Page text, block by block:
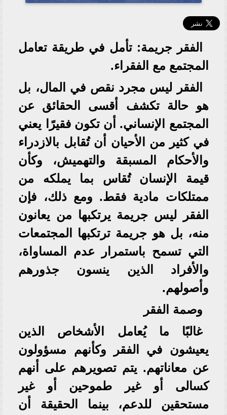
الفقر جريمة: تأمل في طريقة تعامل
المجتمع مع الفقراء.
الفقر ليس مجرد نقص في المال، بل
هو حالة تكشف أقسى الحقائق عن
المجتمع الإنساني. أن تكون فقيرًا يعني
في كثير من الأحيان أن تُقابل بالازدراء
والأحكام المسبقة والتهميش، وكأن
قيمة الإنسان تُقاس بما يملكه من
ممتلكات مادية فقط. ومع ذلك، فإن
الفقر ليس جريمة يرتكبها من يعانون
منه، بل هو جريمة ترتكبها المجتمعات
التي تسمح باستمرار عدم المساواة،
والأفراد الذين ينسون جذورهم
وأصولهم.
وصمة الفقر
غالبًا ما يُعامل الأشخاص الذين
يعيشون في الفقر وكأنهم مسؤولون
عن معاناتهم. يتم تصويرهم على أنهم
كسالى أو غير طموحين أو غير
مستحقين للدعم، بينما الحقيقة أن